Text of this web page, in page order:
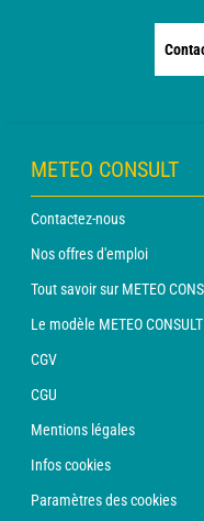
METEO CONSULT
Contactez-nous
Nos offres d'emploi
Tout savoir sur METEO
Le modèle METEO CONSULT
CGV
CGU
Mentions légales
Infos cookies
Paramètres des cookies